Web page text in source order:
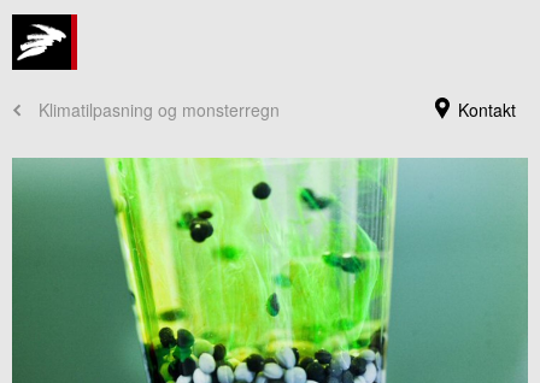
Kontakt
Klimatilpasning og monsterregn